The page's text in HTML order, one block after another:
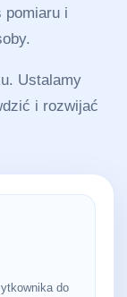
pomiaru i
Ustalamy
i rozwijać
do